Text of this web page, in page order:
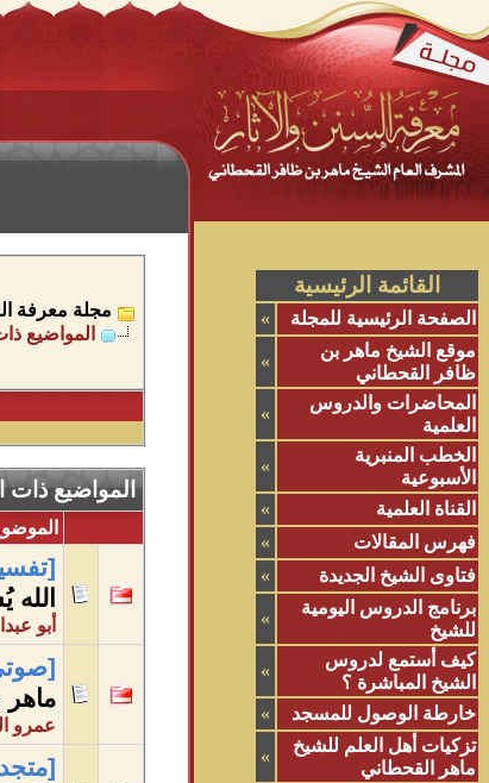
القائمة الرئيسية
الصفحة الرئيسية للمجلة
»
موقع الشيخ ماهر بن
ظافر القحطاني
»
المحاضرات والدروس
العلمية
»
الخطب المنبرية
الأسبوعية
»
القناة العلمية
»
فهرس المقالات
»
فتاوى الشيخ الجديدة
»
برنامج الدروس اليومية
للشيخ
»
كيف أستمع لدروس
الشيخ المباشرة ؟
»
خارطة الوصول للمسجد
»
تزكيات أهل العلم للشيخ
ماهر القحطاني
»
مجلة معرفة
المواضيع
المواضيع ذات
أبو
عمرو